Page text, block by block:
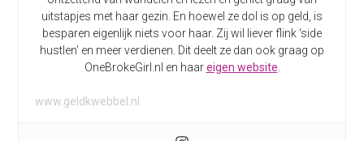
uitstapjes met haar gezin. En hoewel ze dol is op geld, is
besparen eigenlijk niets voor haar. Zij wil liever flink ‘side
hustlen’ en meer verdienen. Dit deelt ze dan ook graag op
OneBrokeGirl.nl en haareigen website.
www.geldkwebbel.nl